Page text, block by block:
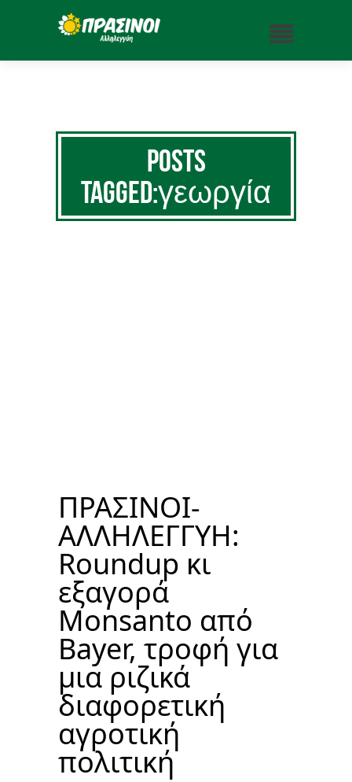
Posts
Tagged:γεωργία
ΠΡΑΣΙΝΟΙ-
ΑΛΛΗΛΕΓΓΥΗ:
Roundup κι
εξαγορά
Monsanto από
Bayer, τροφή για
μια ριζικά
διαφορετική
αγροτική
πολιτική